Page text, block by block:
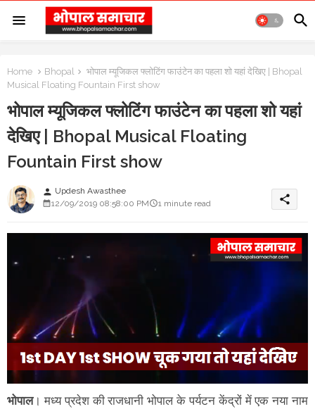
Home Bhopal
भोपाल म्यूजिकल फ्लोटिंग फाउंटेन का पहला शो यहां देखिए | Bhopal
Musical Floating Fountain First show
भोपाल म्यूजिकल फ्लोटिंग फाउंटेन का पहला शो यहां
देखिए | Bhopal Musical Floating
Fountain First show
person Updesh Awasthee
12/09/2019 08:58:00 PM
1 minute read share
भोपाल। मध्य प्रदेश की राजधानी भोपाल के पर्यटन केंद्रों में एक नया नाम